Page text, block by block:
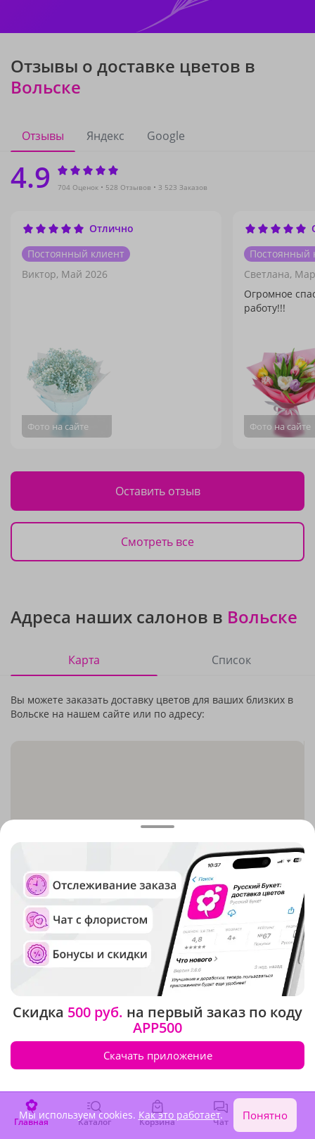
Отзывы о доставке цветов в
Вольске
Отзывы Яндекс Google
4.9 704 Оценок 528 Отзывов 3 523 Заказов
Отлично
Постоянный клиент
Виктор, Май 2026
Фото на сайте
Постоянный
Светлана,
Огромное
работу!!!
Фото на сайте
Оставить отзыв
Смотреть все
Адреса наших салонов в Вольске
Карта Список
Вы можете заказать доставку цветов для ваших близких в
Вольске на нашем сайте или по адресу:
Главная Каталог Корзина Чат Войти
Скидка 500 руб. на первый заказ по коду
APP500
Скачать приложение
Мы используем cookies. Как это работает. Понятно